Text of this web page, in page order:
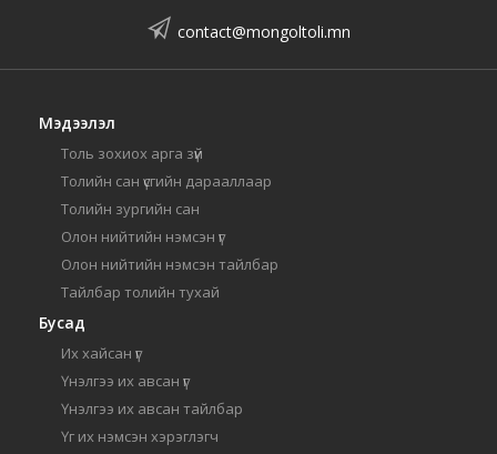
contact@mongoltoli.mn
Мэдээлэл
Толь зохиох арга зүй
Толийн сан үсгийн дарааллаар
Толийн зургийн сан
Олон нийтийн нэмсэн үг
Олон нийтийн нэмсэн тайлбар
Тайлбар толийн тухай
Бусад
Их хайсан үг
Үнэлгээ их авсан үг
Үнэлгээ их авсан тайлбар
Үг их нэмсэн хэрэглэгч